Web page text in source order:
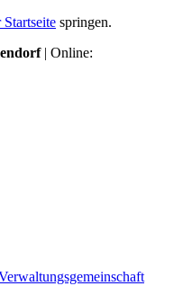
Startseite springen.
| Online: